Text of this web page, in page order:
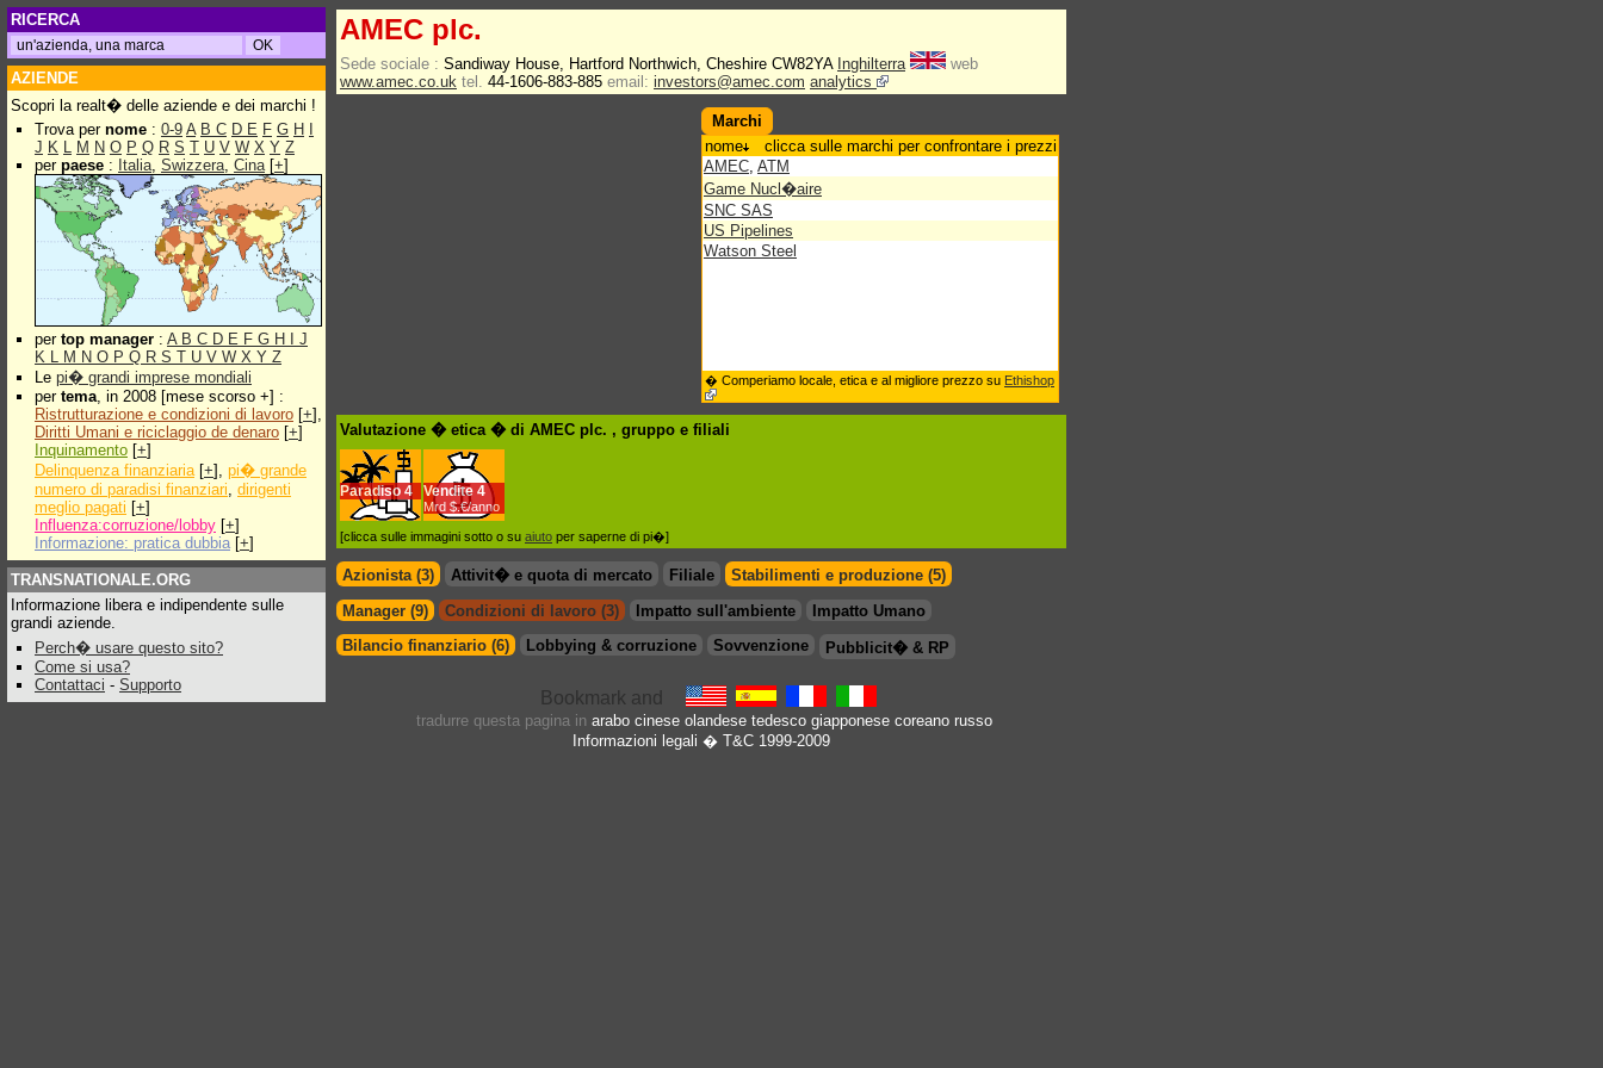
RICERCA
AZIENDE
Scopri la realt� delle aziende e dei marchi !
Trova per nome : 0-9 A B C D E F G H
J K L M N O P Q R S T U V W X Y Z
per paese : Italia, Swizzera, Cina[+]
per top manager : A B C D E F G H
J
K L M N O P Q R S T U V W X Y Z
Le pi� grandi imprese mondiali
per tema, in 2008 [mese scorso +] :
Ristrutturazione e condizioni di lavoro [+],
Diritti Umani e riciclaggio de denaro [+]
Inquinamento [+]
Delinquenza finanziaria[+], pi� grande
numero di paradisi finanziari, dirigenti
meglio pagati [+]
Influenza:corruzione/lobby [+]
Informazione: pratica dubbia [+]
TRANSNATIONALE.ORG
Informazione libera e indipendente sulle
grandi aziende.
Perch� usare questo sito?
Come si usa?
Contattaci - Supporto
AMEC plc.
Sede sociale : Sandiway House, Hartford Northwich, Cheshire CW82YA Inghilterra
web
www.amec.co.uk tel. 44-1606-883-885 email: investors@amec.com analytics
Marchi
nome
clicca sulle marchi per confrontare i prezzi
AMEC, ATM
Game Nucl�aire
SNC SAS
US Pipelines
Watson Steel
� Comperiamo locale, etica e al migliore prezzo su Ethishop
Valutazione � etica � di AMEC plc. , gruppo e filiali
Paradiso 4 Vendite 4
Mrd $.€/anno
[clicca sulle immagini sotto o su aiuto per saperne di pi�]
Azionista (3) Attivit� e quota di mercato Filiale
Stabilimenti e produzione (5)
Manager (9)
Condizioni di lavoro (3) Impatto sull'ambiente
Impatto Umano
Bilancio finanziario (6)
Lobbying & corruzione Sovvenzione Pubblicit� & RP
tradurre questa pagina in arabo cinese olandese tedesco giapponese coreano russo
Informazioni legali � T&C 1999-2009